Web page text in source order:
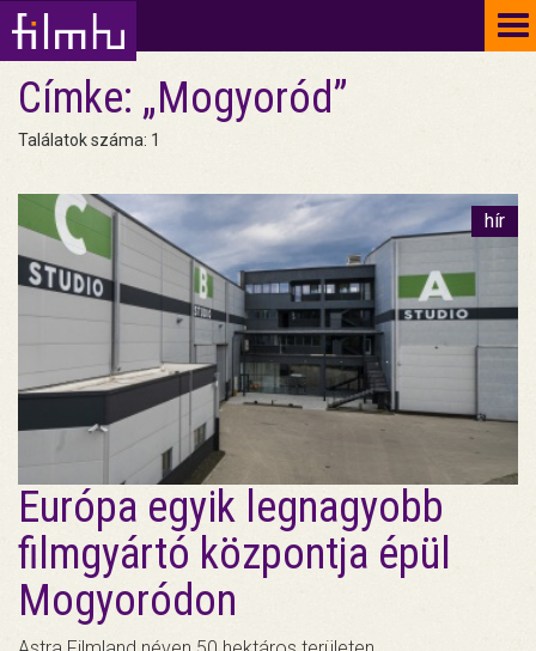
Címke: „Mogyoród”
Találatok száma: 1
hír
Európa egyik legnagyobb
filmgyártó központja épül
Mogyoródon